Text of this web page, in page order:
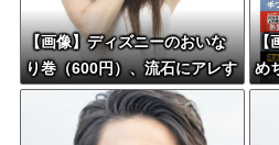
【画像】ディズニーのおいな
り巻（600円）、流石にアレす
ぎて賛否両論の大炎上をして
しまうw w w w w w w
【
め